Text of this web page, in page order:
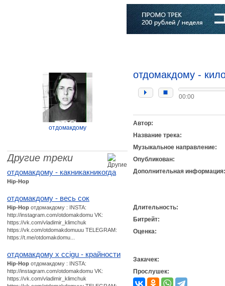
отдомакдому
Другие треки
отдомакдому - какникакникогда
Hip-Hop
отдомакдому - весь сок
Hip-Hop отдомакдому : INSTA:
http://instagram.com/otdomakdomu VK:
https://vk.com/vladimir_klimchuk
https://vk.com/otdomakdomuuu TELEGRAM:
https://t.me/otdomakdomu...
отдомакдому х ccigu - крайности
Hip-Hop отдомакдому : INSTA:
http://instagram.com/otdomakdomu VK:
https://vk.com/vladimir_klimchuk
отдомакдому -
00:00
Автор:
Название трека:
Музыкальное направление:
Опубликован:
Дополнительная информация:
Длительность:
Битрейт:
Оценка:
Закачек:
Прослушек: